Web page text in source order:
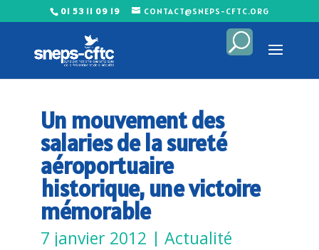
01 53 11 09 19 CONTACT@SNEPS-CFTC.ORG
Un mouvement des
salaries de la sureté
aéroportuaire
historique, une victoire
mémorable
7 janvier 2012 | Actualité